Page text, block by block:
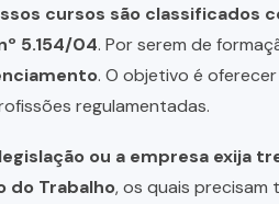
cursos são classificados
5.154/04. Por serem de
. O objetivo é
regulamentadas.
ou a empresa exija
do Trabalho, os quais precisam